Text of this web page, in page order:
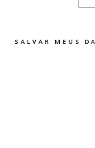
SALVAR MEUS